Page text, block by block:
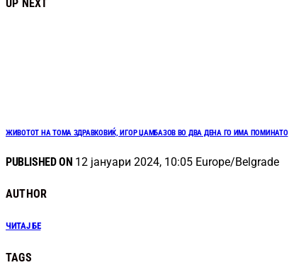
UP NEXT
ЖИВОТОТ НА ТОМА ЗДРАВКОВИЌ, ИГОР ЏАМБАЗОВ ВО ДВА ДЕНА ГО ИМА ПОМИНАТО
PUBLISHED ON 12 јануари 2024, 10:05 Europe/Belgrade
AUTHOR
ЧИТАЈ БЕ
TAGS